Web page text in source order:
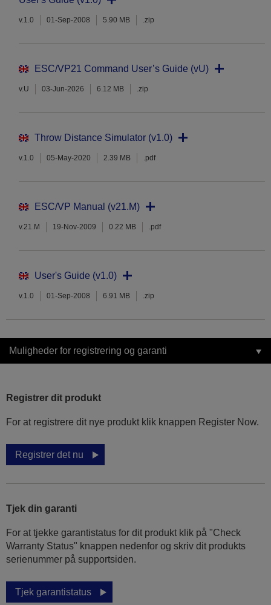
v.1.0 01-Sep-2008 5.90 MB .zip
ESC/VP21 Command User’s Guide (vU)
v.U 03-Jun-2026 6.12 MB .zip
Throw Distance Simulator (v1.0)
v.1.0 05-May-2020 2.39 MB .pdf
ESC/VP Manual (v21.M)
v.21.M 19-Nov-2009 0.22 MB .pdf
User's Guide (v1.0)
v.1.0 01-Sep-2008 6.91 MB .zip
Muligheder for registrering og garanti
Registrer dit produkt
For at registrere dit nye produkt klik knappen Register Now.
Registrer det nu
Tjek din garanti
For at tjekke garantistatus for dit produkt klik på "Check
Warranty Status" knappen nedenfor og skriv dit produkts
serienummer på supportsiden.
Tjek garantistatus